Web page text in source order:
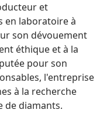
et
en laboratoire à
son dévouement
éthique et à la
pour son
l'entreprise
à la recherche
de diamants.